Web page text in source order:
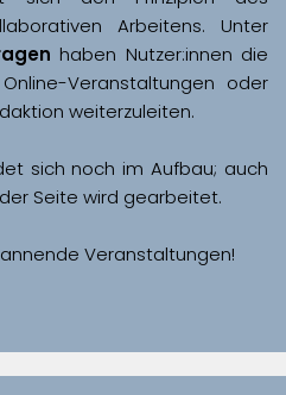
Arbeitens. Unter
haben Nutzer:innen die
Veranstaltungen oder
weiterzuleiten.
sich noch im Aufbau; auch
Veranstaltungen!